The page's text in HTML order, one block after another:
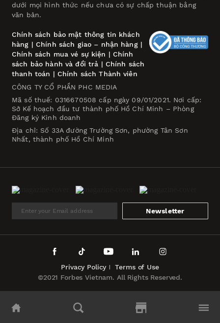
dưới mọi hình thức nếu chưa có sự chấp thuận bằng
văn bản.
Chính sách bảo mật thông tin khách
hàng | Chính sách giao – nhận hàng|
Chính sách mua vé sự kiện | Chính
sách bảo hành và đổi trả | Chính sách
thanh toán | Chính sách Thành viên
CÔNG TY CỔ PHẦN PHC MEDIA
Mã số thuế: 0316670508 cấp ngày 09/01/2021. Nơi cấp:
Sở Kế hoạch đầu tư thành phố Hồ Chí Minh – Phòng
Đăng ký Kinh doanh
Địa chỉ: Số 33A đường Trường Sơn, phường Tân Sơn
Nhất, thành phố Hồ Chí Minh
Newsletter
©2021 Forbes Vietnam. All Rights Reserved.
Privacy Policy Terms of Use